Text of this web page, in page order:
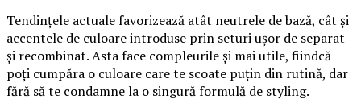
Tendințele actuale favorizează atât neutrele de bază, cât și
accentele de culoare introduse prin seturi ușor de separat
și recombinat. Asta face compleurile și mai utile, fiindcă
poți cumpăra o culoare care te scoate puțin din rutină, dar
fără să te condamne la o singură formulă de styling.